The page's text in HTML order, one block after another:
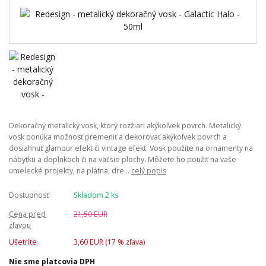
Dekoračný metalický vosk, ktorý rozžiari akýkoľvek povrch. Metalický
vosk ponúka možnosť premeniť a dekorovať akýkoľvek povrch a
dosiahnuť glamour efekt či vintage efekt. Vosk použite na ornamenty na
nábytku a doplnkoch či na väčšie plochy. Môžete ho použiť na vaše
umelecké projekty, na plátna, dre... celý popis
Dostupnosť
Skladom 2 ks
Cena pred
zľavou
21,50 EUR
Ušetríte 3,60 EUR (17 % zľava)
Nie sme platcovia DPH